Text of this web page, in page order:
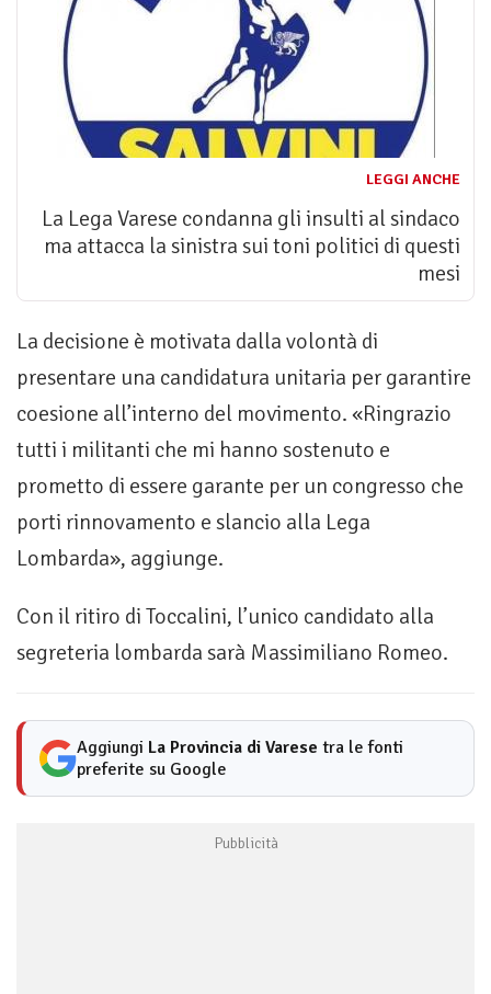
LEGGI ANCHE
La Lega Varese condanna gli insulti al sindaco
ma attacca la sinistra sui toni politici di questi
mesi
La decisione è motivata dalla volontà di
presentare una candidatura unitaria per garantire
coesione all’interno del movimento. «Ringrazio
tutti i militanti che mi hanno sostenuto e
prometto di essere garante per un congresso che
porti rinnovamento e slancio alla Lega
Lombarda», aggiunge.
Con il ritiro di Toccalini, l’unico candidato alla
segreteria lombarda sarà Massimiliano Romeo.
Aggiungi La Provincia di Varese tra le fonti
preferite su Google